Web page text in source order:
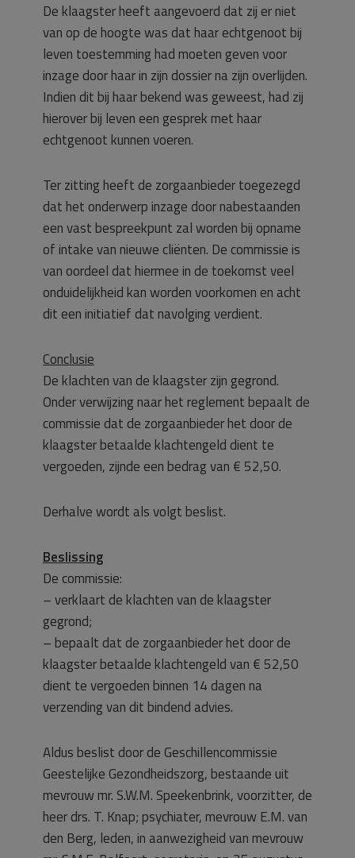
De klaagster heeft aangevoerd dat zij er niet
van op de hoogte was dat haar echtgenoot bij
leven toestemming had moeten geven voor
inzage door haar in zijn dossier na zijn overlijden.
Indien dit bij haar bekend was geweest, had zij
hierover bij leven een gesprek met haar
echtgenoot kunnen voeren.
Ter zitting heeft de zorgaanbieder toegezegd
dat het onderwerp inzage door nabestaanden
een vast bespreekpunt zal worden bij opname
of intake van nieuwe cliënten. De commissie is
van oordeel dat hiermee in de toekomst veel
onduidelijkheid kan worden voorkomen en acht
dit een initiatief dat navolging verdient.
Conclusie
De klachten van de klaagster zijn gegrond.
Onder verwijzing naar het reglement bepaalt de
commissie dat de zorgaanbieder het door de
klaagster betaalde klachtengeld dient te
vergoeden, zijnde een bedrag van € 52,50.
Derhalve wordt als volgt beslist.
Beslissing
De commissie:
– verklaart de klachten van de klaagster
gegrond;
– bepaalt dat de zorgaanbieder het door de
klaagster betaalde klachtengeld van € 52,50
dient te vergoeden binnen 14 dagen na
verzending van dit bindend advies.
Aldus beslist door de Geschillencommissie
Geestelijke Gezondheidszorg, bestaande uit
mevrouw mr. S.W.M. Speekenbrink, voorzitter, de
heer drs. T. Knap; psychiater, mevrouw E.M. van
den Berg, leden, in aanwezigheid van mevrouw